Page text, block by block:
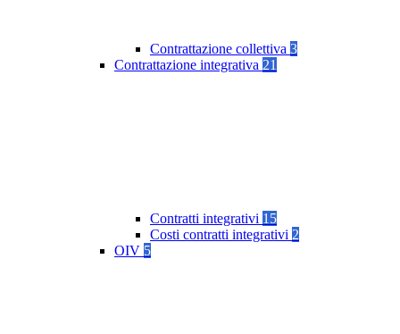
Contrattazione collettiva 3
Contrattazione integrativa 21
Contratti integrativi 15
Costi contratti integrativi 2
OIV 5